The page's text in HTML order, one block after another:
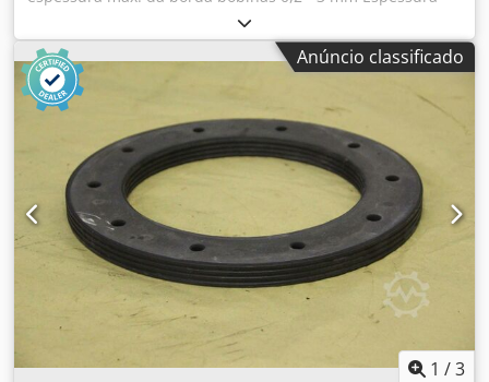
máx. da aresta tiras maciças15 mm velocidade de avanço
12/ 18 m/min Tempo de aquecimento do lote de cola
aprox. 6 min. revista autom. strip revista de bobinas pote
de aquecimento granulado unidade de corte de relva
nivelada unidade de corte de raio painel de operação
suporte extensível da peça de trabalho noice cancelation
hood comprimento da máquina 3800 mm Aconselhar
máquinas usadas: - Dados técnicos sem compromisso,
erro e reserva de venda intermediária. - O preço é
considerado preço à saída da instalação - Todos os artigos
ou máquinas são comprados como visto sem qualquer
direito à garantia. - É deixado à escolha do comprador
para ver as máquinas antes na sua localização. - As
disposições especiais são possíveis, mas apenas válidas
por escrito. Chedofbr S Ropfx An Isa (Respondemos às
suas perguntas apenas com o endereço indicado +
Anúncio classificado
1 /3